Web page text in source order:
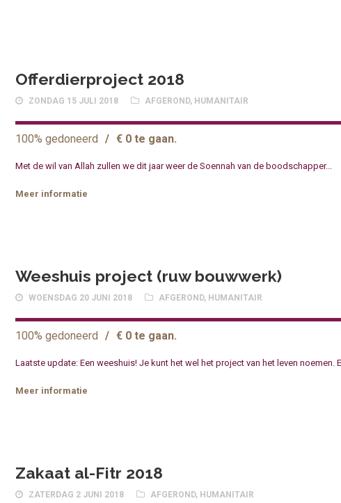
Offerdierproject 2018
ZONDAG 15 JULI 2018 AFGEROND, HUMANITAIR
100% gedoneerd / € 0 te gaan.
Met de wil van Allah zullen we dit jaar weer de Soennah van de boodschapper...
Meer informatie
Weeshuis project (ruw bouwwerk)
WOENSDAG 20 JUNI 2018 AFGEROND, HUMANITAIR
100% gedoneerd / € 0 te gaan.
Laatste update: Een weeshuis! Je kunt het wel het project van het leven noemen.
Meer informatie
Zakaat al-Fitr 2018
ZATERDAG 2 JUNI 2018 AFGEROND, HUMANITAIR